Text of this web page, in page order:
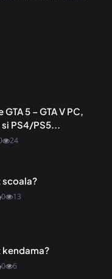
5 – GTA V PC,
PS4/PS5...
24
scoala?
0 13
kendama?
0 6